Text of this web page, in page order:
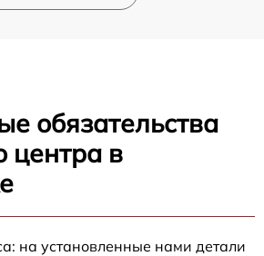
обязательства
центра в
на установленные нами детали